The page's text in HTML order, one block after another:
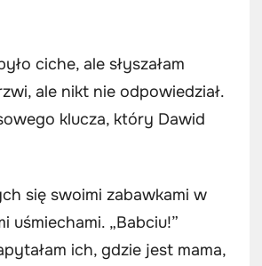
ciche, ale słyszałam
ale nikt nie odpowiedział.
klucza, który Dawid
się swoimi zabawkami w
„Babciu!”
ich, gdzie jest mama,